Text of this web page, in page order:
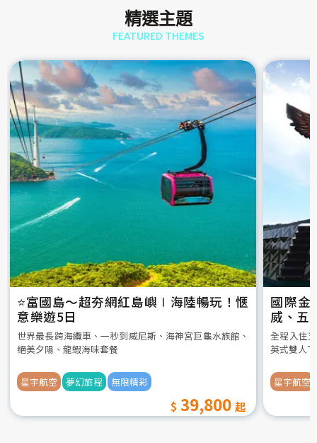
精選主題
FEATURED THEMES
⭐️富國島～超夯網紅島嶼∣海陸暢玩！愜
意樂遊5日
世界最長跨海纜車、一秒到威尼斯、海神宮巨龜水族館、
絕美夕陽、龍蝦海味套餐
星宇航空 夢幻旅程 無限精彩
39,800
國際金
威、五
全程入住
英式雙人
星宇航空